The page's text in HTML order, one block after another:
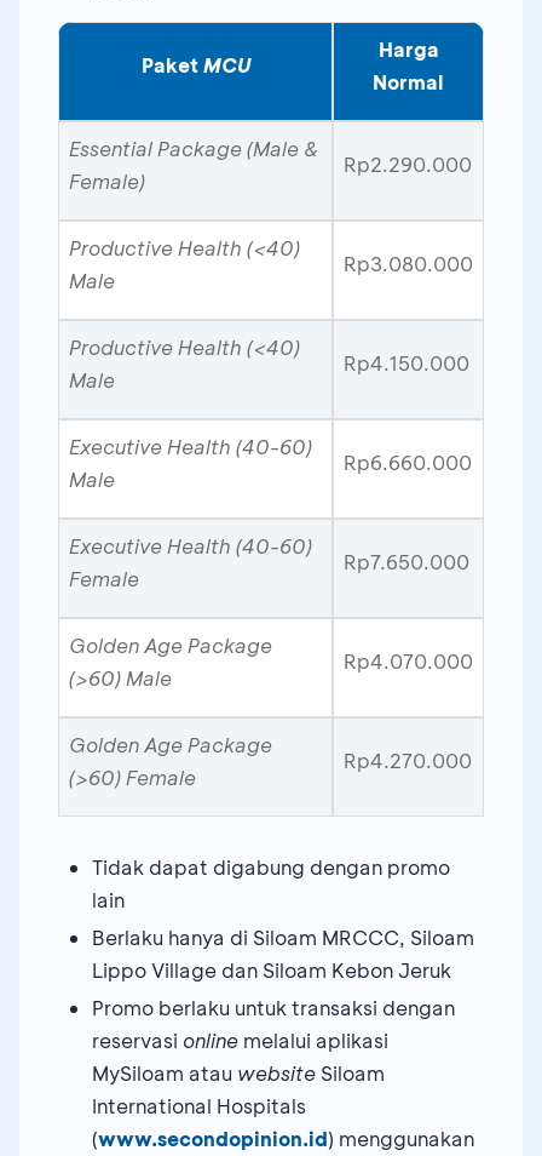
PaketMCU
Harga
Normal
Essential Package (Male &
Female)
Rp2.290.000
Productive Health (<40)
Male
Rp3.080.000
Productive Health (<40)
Male
Rp4.150.000
Executive Health (40-60)
Male
Rp6.660.000
Executive Health (40-60)
Female
Rp7.650.000
Golden Age Package
(>60) Male
Rp4.070.000
Golden Age Package
(>60) Female
Rp4.270.000
Tidak dapat digabung dengan promo
lain
Berlaku hanya di Siloam MRCCC, Siloam
Lippo Village dan Siloam Kebon Jeruk
Promo berlaku untuk transaksi dengan
reservasi online melalui aplikasi
MySiloam atau website Siloam
International Hospitals
(www.secondopinion.id) menggunakan